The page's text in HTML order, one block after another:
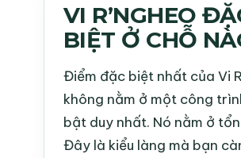
VI R’NGHEO
BIỆT Ở CHỖ
Điểm đặc biệt nhất của Vi
không nằm ở một công
bật duy nhất. Nó nằm ở
Đây là kiểu làng mà bạn